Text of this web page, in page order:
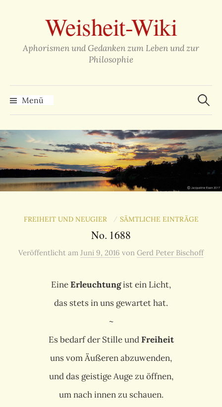
überspringenWeisheit-Wiki
Aphorismen und Gedanken zum Leben und zur
Philosophie
Menü
Suchen
nach:
FREIHEIT UND NEUGIER / SÄMTLICHE EINTRÄGE
No. 1688
Veröffentlicht am Juni 9, 2016 von Gerd Peter Bischoff
EineErleuchtungist ein Licht,
das stets in uns gewartet hat.
~
Es bedarf der Stille undFreiheit
uns vom Äußeren abzuwenden,
und das geistige Auge zu öffnen,
um nach innen zu schauen.